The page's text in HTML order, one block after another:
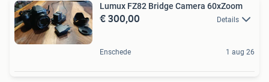
Lumux FZ82 Bridge Camera 60xZoom
€ 300,00 Details
Enschede 1 aug 26